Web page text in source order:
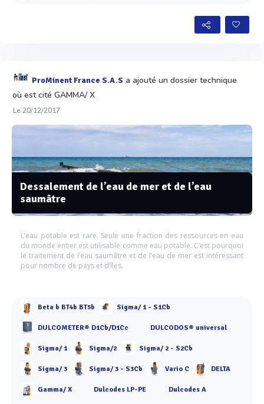
ProMinent France S.A.S a ajouté un dossier technique
où est cité GAMMA/ X
Le 20/12/2017
Dessalement de l’eau de mer et de l’eau
saumâtre
L’eau potable est rare. Seule une fraction des ressources en eau
du monde entier est utilisable comme eau potable. C’est pourquoi
le traitement de l’eau saumâtre et de l’eau de mer est intéressant
pour nombre de pays et d’îles.
Beta b BT4b BT5b Sigma/ 1 - S1Cb
DULCOMETER® D1Cb/D1Cc DULCODOS® universal
Sigma/ 1 Sigma/2 Sigma/ 2 - S2Cb
Sigma/ 3 Sigma/ 3 - S3Cb Vario C DELTA
Gamma/ X Dulcodes LP-PE Dulcodes A